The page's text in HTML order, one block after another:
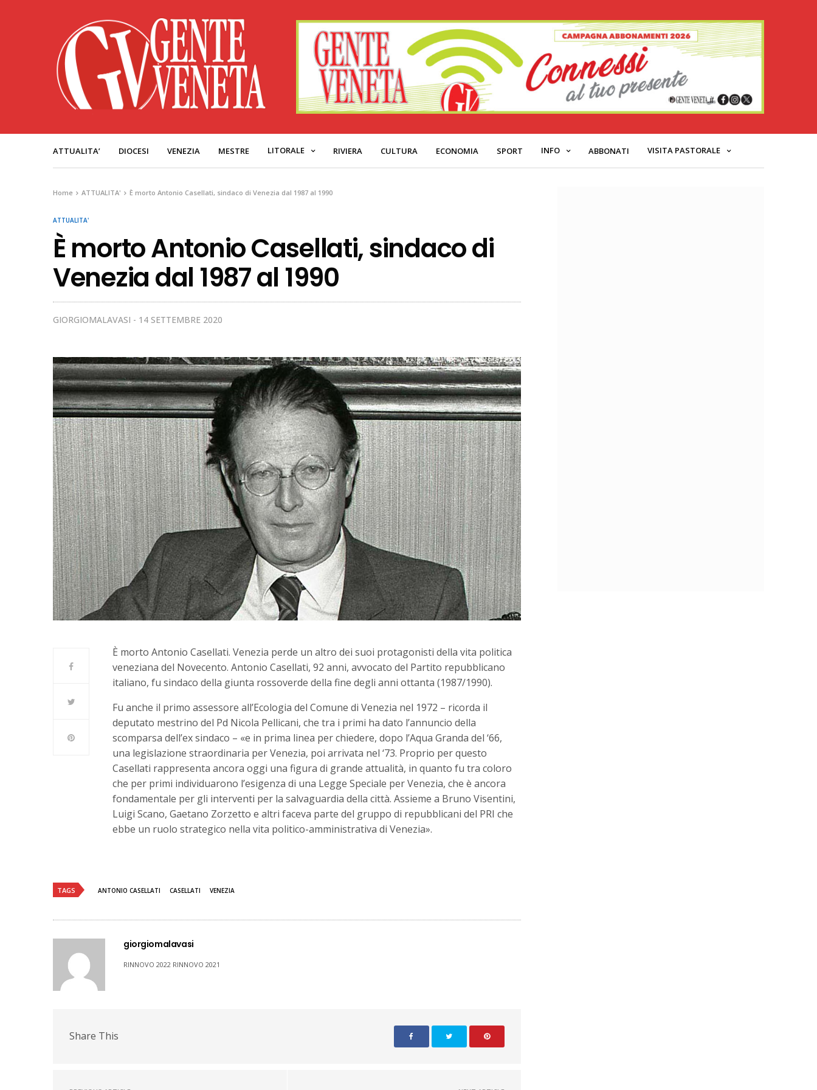
ATTUALITA’ DIOCESI VENEZIA MESTRE LITORALE RIVIERA CULTURA ECONOMIA SPORT INFO ABBONATI VISITA PASTORALE
Home ATTUALITA' È morto Antonio Casellati, sindaco di Venezia dal 1987 al 1990
ATTUALITA'
È morto Antonio Casellati, sindaco di
Venezia dal 1987 al 1990
GIORGIOMALAVASI 14 SETTEMBRE 2020
È morto Antonio Casellati. Venezia perde un altro dei suoi protagonisti della vita politica
veneziana del Novecento. Antonio Casellati, 92 anni, avvocato del Partito repubblicano
italiano, fu sindaco della giunta rossoverde della fine degli anni ottanta (1987/1990).
Fu anche il primo assessore all’Ecologia del Comune di Venezia nel 1972 – ricorda il
deputato mestrino del Pd Nicola Pellicani, che tra i primi ha dato l’annuncio della
scomparsa dell’ex sindaco – «e in prima linea per chiedere, dopo l’Aqua Granda del ‘66,
una legislazione straordinaria per Venezia, poi arrivata nel ‘73. Proprio per questo
Casellati rappresenta ancora oggi una figura di grande attualità, in quanto fu tra coloro
che per primi individuarono l’esigenza di una Legge Speciale per Venezia, che è ancora
fondamentale per gli interventi per la salvaguardia della città. Assieme a Bruno Visentini,
Luigi Scano, Gaetano Zorzetto e altri faceva parte del gruppo di repubblicani del PRI che
ebbe un ruolo strategico nella vita politico-amministrativa di Venezia».
TAGS ANTONIO CASELLATI CASELLATI VENEZIA
giorgiomalavasi
RINNOVO 2022 RINNOVO 2021
Share This